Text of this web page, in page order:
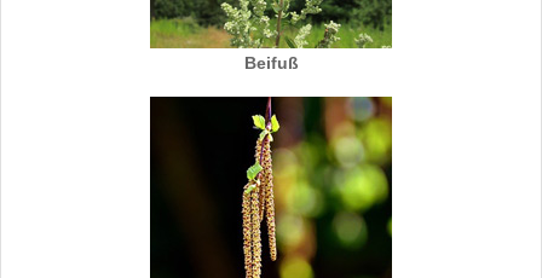
Beifuß